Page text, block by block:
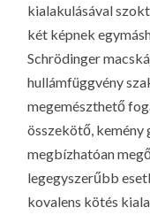
kialakulásával
két képnek
Schrödinger
hullámfüggvény
megemészthető
összekötő,
megbízhatóan
legegyszerűbb
kovalens kötés